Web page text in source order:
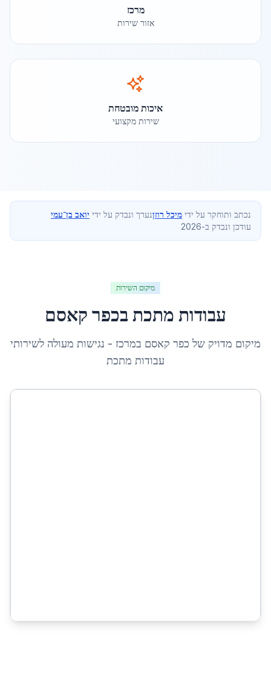
מרכז
אזור שירות
איכות מובטחת
שירות מקצועי
נכתב ותוחקר על ידי מיכל רוזןנערך ונבדק על ידי יואב בן־עמי
עודכן ונבדק ב-2026
מיקום השירות
עבודות מתכת בכפר קאסם
מיקום מדויק של כפר קאסם במרכז - נגישות מעולה לשירותי
עבודות מתכת